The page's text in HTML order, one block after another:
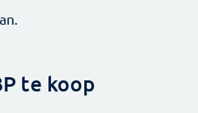
te koop